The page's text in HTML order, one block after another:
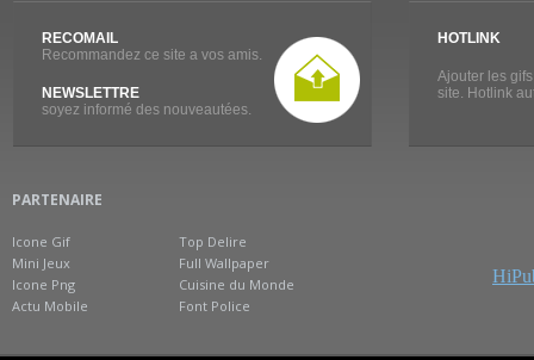
RECOMAIL
Recommandez ce site a vos amis.
NEWSLETTRE
soyez informé des nouveautées.
HOTLINK
Ajouter les
site. Hotlink
PARTENAIRE
Icone Gif
Mini Jeux
Icone Png
Actu Mobile
Top Delire
Full Wallpaper
Cuisine du Monde
Font Police